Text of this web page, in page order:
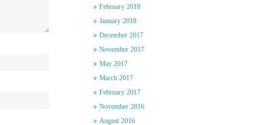
February 2018
January 2018
December 2017
November 2017
May 2017
March 2017
February 2017
November 2016
August 2016